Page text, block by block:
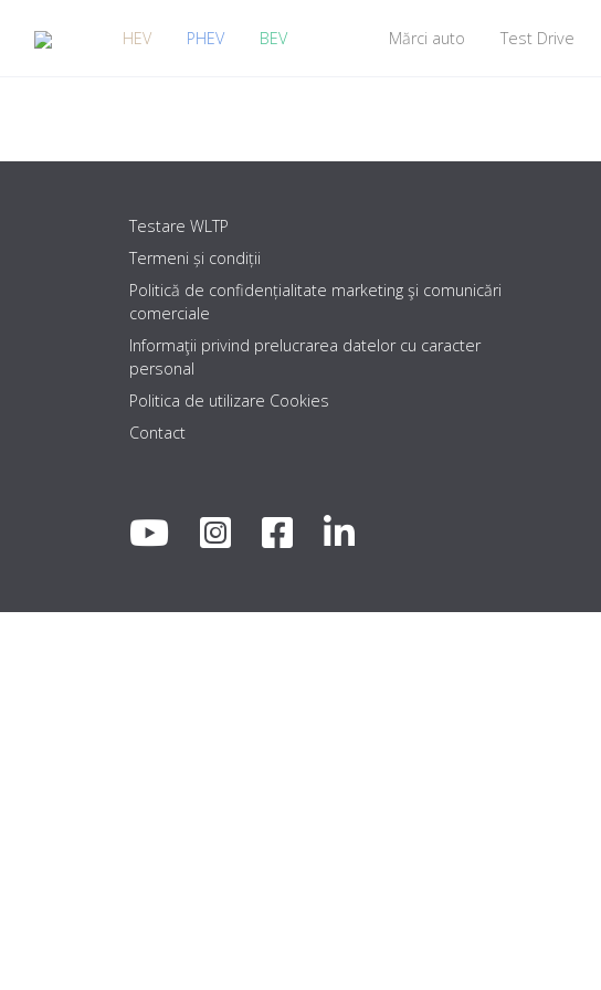
HEV PHEV BEV Mărci auto Test Drive
Testare WLTP
Termeni și condiții
Politică de confidențialitate marketing şi comunicări
comerciale
Informaţii privind prelucrarea datelor cu caracter
personal
Politica de utilizare Cookies
Contact